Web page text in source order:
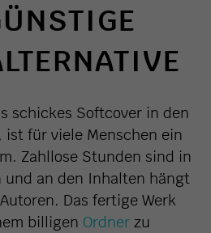
schickes Softcover in den
ist für viele Menschen ein
Zahllose Stunden sind in
und an den Inhalten hängt
Das fertige Werk
billigen Ordnerzu